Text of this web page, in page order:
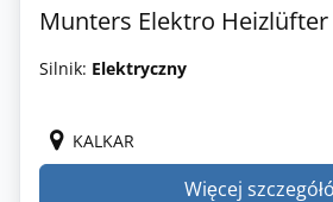
Munters Elektro Heizlüfter
Silnik: Elektryczny
KALKAR
Więcej